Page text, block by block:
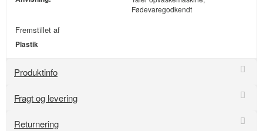
Fødevaregodkendt
Fremstillet af
Plastik
Produktinfo
Fragt og levering
Returnering